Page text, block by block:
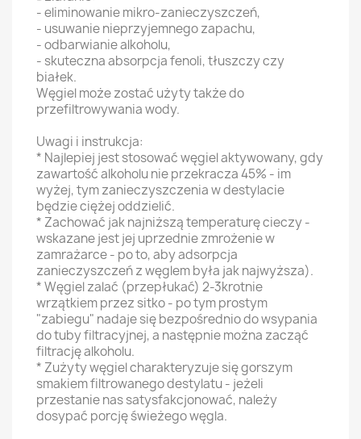
- eliminowanie mikro-zanieczyszczeń,
- usuwanie nieprzyjemnego zapachu,
- odbarwianie alkoholu,
- skuteczna absorpcja fenoli, tłuszczy czy
białek.
Węgiel może zostać użyty także do
przefiltrowywania wody.
Uwagi i instrukcja:
* Najlepiej jest stosować węgiel aktywowany, gdy
zawartość alkoholu nie przekracza 45% - im
wyżej, tym zanieczyszczenia w destylacie
będzie ciężej oddzielić.
* Zachować jak najniższą temperaturę cieczy -
wskazane jest jej uprzednie zmrożenie w
zamrażarce - po to, aby adsorpcja
zanieczyszczeń z węglem była jak najwyższa).
* Węgiel zalać (przepłukać) 2-3krotnie
wrzątkiem przez sitko - po tym prostym
"zabiegu" nadaje się bezpośrednio do wsypania
do tuby filtracyjnej, a następnie można zacząć
filtrację alkoholu.
* Zużyty węgiel charakteryzuje się gorszym
smakiem filtrowanego destylatu - jeżeli
przestanie nas satysfakcjonować, należy
dosypać porcję świeżego węgla.